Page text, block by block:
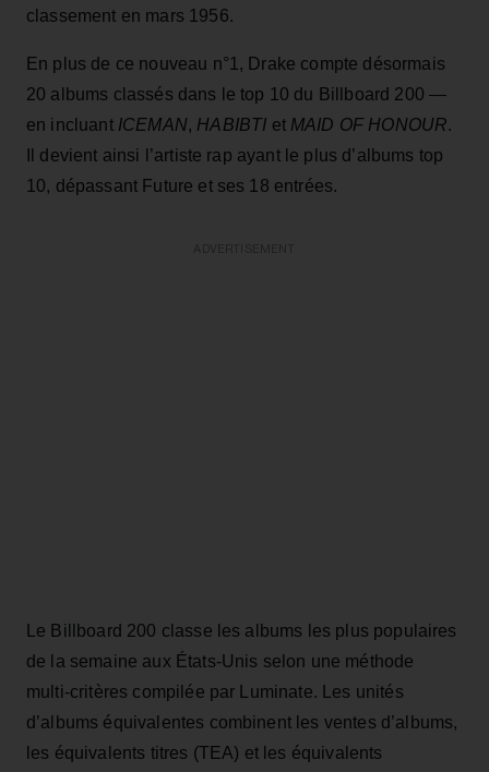
classement en mars 1956.
En plus de ce nouveau n°1, Drake compte désormais
20 albums classés dans le top 10 du Billboard 200 —
en incluant ICEMAN, HABIBTI et MAID OF HONOUR.
Il devient ainsi l’artiste rap ayant le plus d’albums top
10, dépassant Future et ses 18 entrées.
Le Billboard 200 classe les albums les plus populaires
de la semaine aux États‑Unis selon une méthode
multi‑critères compilée par Luminate. Les unités
d’albums équivalentes combinent les ventes d’albums,
les équivalents titres (TEA) et les équivalents